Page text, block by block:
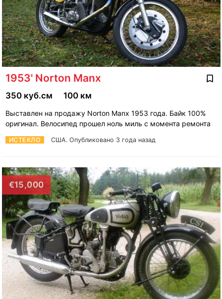
1953' Norton Manx
ИСТЕКЛО США. Опубликовано 3 года назад
350 куб.см 100 км
Выставлен на продажу Norton Manx 1953 года. Байк 100%
оригинал. Велосипед прошел ноль миль с момента ремонта
€15,000